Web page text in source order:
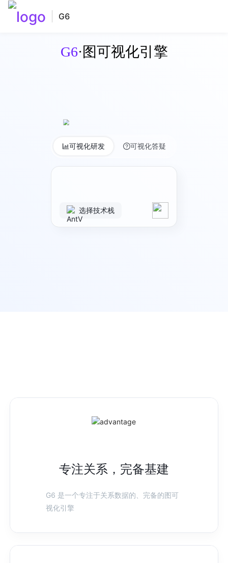
G6
G6·图可视化引擎
可视化研发 可视化答疑
选择技术栈
专注关系，完备基建
G6 是一个专注于关系数据的、完备的图可
视化引擎